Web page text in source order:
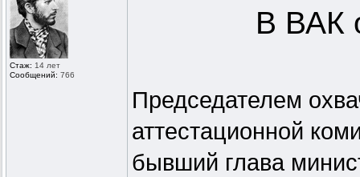
Стаж: 14 лет
Сообщений: 766
В ВАК
Председателем
аттестационной
бывший глава